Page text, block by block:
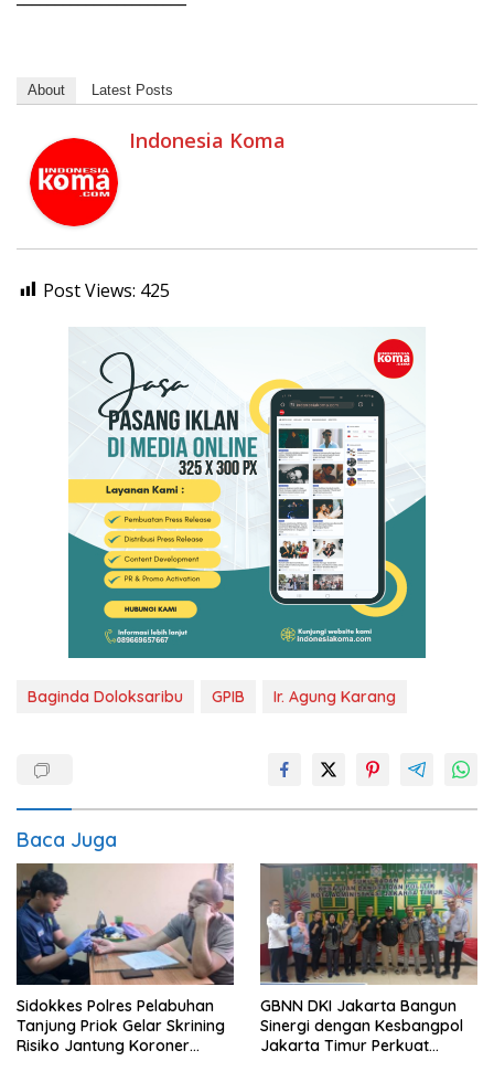
About Latest Posts
Indonesia Koma
Post Views: 425
Baginda Doloksaribu GPIB Ir. Agung Karang
Baca Juga
Sidokkes Polres Pelabuhan
Tanjung Priok Gelar Skrining
Risiko Jantung Koroner
GBNN DKI Jakarta Bangun
Sinergi dengan Kesbangpol
Jakarta Timur Perkuat